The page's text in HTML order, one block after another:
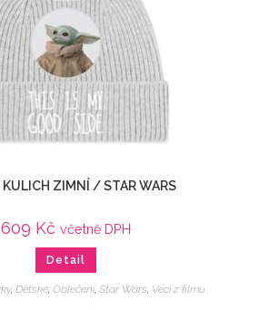
KULICH ZIMNÍ / STAR WARS
609 Kč včetně DPH
Detail
, Dětské, Oblečení, Star Wars, Veci z filmu